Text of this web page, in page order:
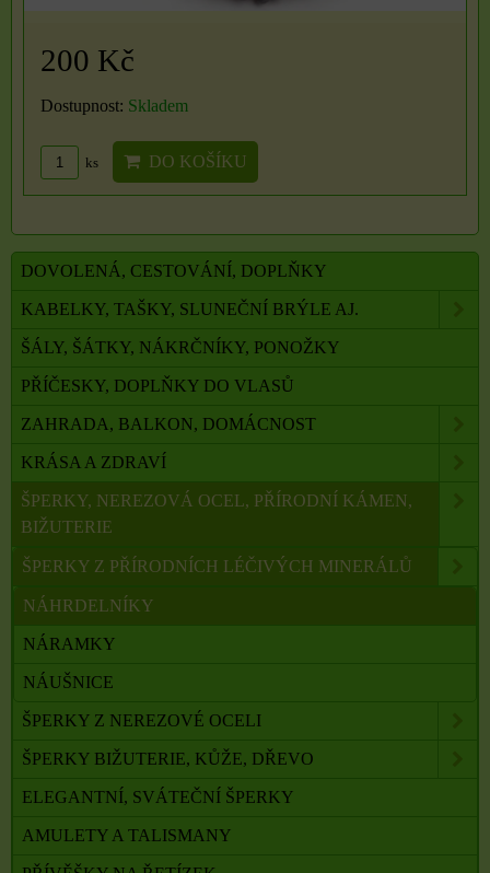
200 Kč
Dostupnost: Skladem
ks DO KOŠÍKU
DOVOLENÁ, CESTOVÁNÍ, DOPLŇKY
KABELKY, TAŠKY, SLUNEČNÍ BRÝLE AJ.
ŠÁLY, ŠÁTKY, NÁKRČNÍKY, PONOŽKY
PŘÍČESKY, DOPLŇKY DO VLASŮ
ZAHRADA, BALKON, DOMÁCNOST
KRÁSA A ZDRAVÍ
ŠPERKY, NEREZOVÁ OCEL, PŘÍRODNÍ KÁMEN,
BIŽUTERIE
ŠPERKY Z PŘÍRODNÍCH LÉČIVÝCH MINERÁLŮ
NÁHRDELNÍKY
NÁRAMKY
NÁUŠNICE
ŠPERKY Z NEREZOVÉ OCELI
ŠPERKY BIŽUTERIE, KŮŽE, DŘEVO
ELEGANTNÍ, SVÁTEČNÍ ŠPERKY
AMULETY A TALISMANY